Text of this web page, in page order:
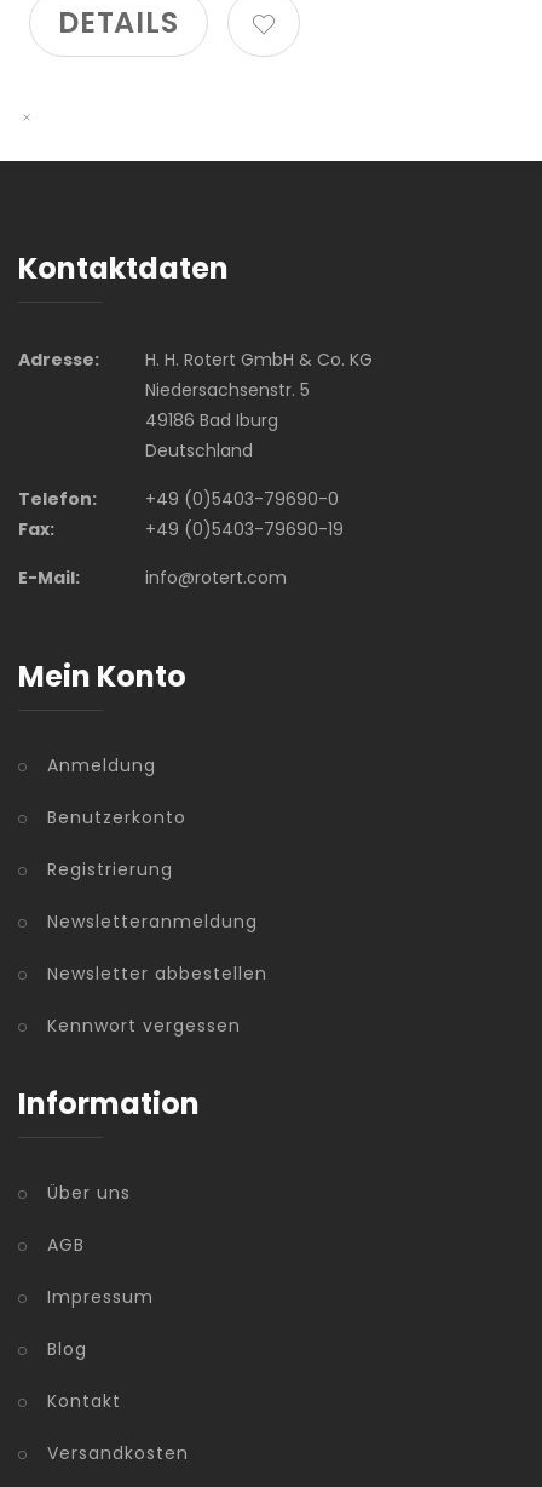
DETAILS
Kontaktdaten
Adresse:
H. H. Rotert GmbH & Co. KG
Niedersachsenstr. 5
49186 Bad Iburg
Deutschland
Telefon:
Fax:
+49 (0)5403-79690-0
+49 (0)5403-79690-19
E-Mail:
info@rotert.com
Mein Konto
Anmeldung
Benutzerkonto
Registrierung
Newsletteranmeldung
Newsletter abbestellen
Kennwort vergessen
Information
Über uns
AGB
Impressum
Blog
Kontakt
Versandkosten